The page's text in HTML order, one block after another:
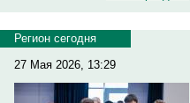
Регион сегодня
27 Мая 2026, 13:29